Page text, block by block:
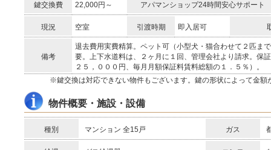
鍵交換費 22,000円～ アパマンショップ24時間安心サポート
現況 空室 引渡時期 即入居可
備考
退去費用実費精算。ペット可（小型犬・猫合わせて２匹ま
要。上下水道料は、２ヶ月に１回、管理会社より請求。保
２５，０００円、毎月月額保証料賃料総額の１．５％）。
※鍵交換は対応できない物件もございます。鍵の形状によって金額
物件概要・施設・設備
種別 マンション 全15戸 ガス